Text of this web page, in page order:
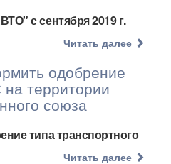
с сентября 2019 г.
Читать далее
одобрение
территории
союза
типа транспортного
Читать далее